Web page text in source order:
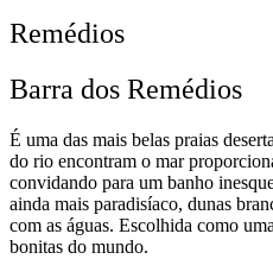
Remédios
Barra dos Remédios
É uma das mais belas praias
do rio encontram o mar
convidando para um banho
ainda mais paradisíaco, dunas
com as águas. Escolhida como
bonitas do mundo.